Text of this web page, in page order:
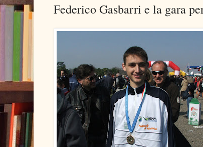
Federico Gasbarri e la gara